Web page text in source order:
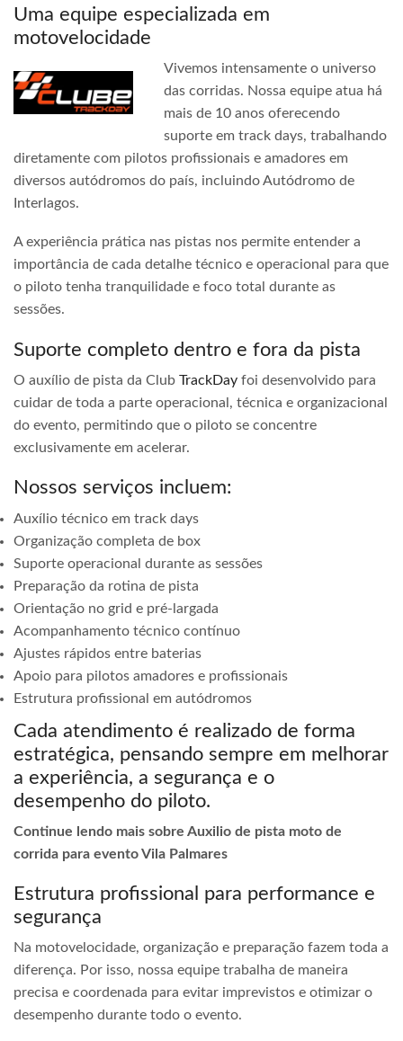
Uma equipe especializada em
motovelocidade
Vivemos intensamente o universo
das corridas. Nossa equipe atua há
mais de 10 anos oferecendo
suporte em track days, trabalhando
diretamente com pilotos profissionais e amadores em
diversos autódromos do país, incluindo Autódromo de
Interlagos.
A experiência prática nas pistas nos permite entender a
importância de cada detalhe técnico e operacional para que
o piloto tenha tranquilidade e foco total durante as
sessões.
Suporte completo dentro e fora da pista
O auxílio de pista da Club TrackDay foi desenvolvido para
cuidar de toda a parte operacional, técnica e organizacional
do evento, permitindo que o piloto se concentre
exclusivamente em acelerar.
Nossos serviços incluem:
Auxílio técnico em track days
Organização completa de box
Suporte operacional durante as sessões
Preparação da rotina de pista
Orientação no grid e pré-largada
Acompanhamento técnico contínuo
Ajustes rápidos entre baterias
Apoio para pilotos amadores e profissionais
Estrutura profissional em autódromos
Cada atendimento é realizado de forma
estratégica, pensando sempre em melhorar
a experiência, a segurança e o
desempenho do piloto.
Continue lendo mais sobre Auxilio de pista moto de
corrida para evento Vila Palmares
Estrutura profissional para performance e
segurança
Na motovelocidade, organização e preparação fazem toda a
diferença. Por isso, nossa equipe trabalha de maneira
precisa e coordenada para evitar imprevistos e otimizar o
desempenho durante todo o evento.